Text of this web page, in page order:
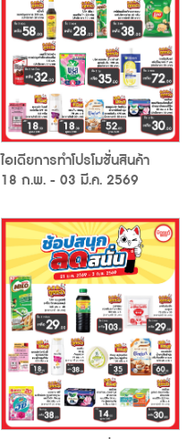
ไอเดียการทำโปรโมชั่นสินค้า
18 ก.พ. - 03 มี.ค. 2569